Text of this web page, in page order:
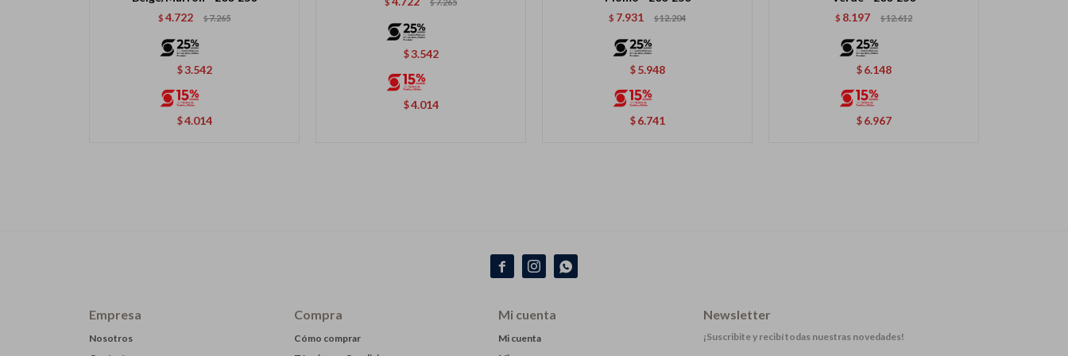
$ 4.722 $7.265
$3.542
$4.014
$ $7.265
$3.542
$4.014
$ 7.931 $12.204
$ 5.948
$ 6.741
$ 8.197 $12.612
$ 6.148
$ 6.967
  
Empresa
Nosotros
Compra
Cómo comprar
Mi cuenta
Mi cuenta
Newsletter
¡Suscribite y recibí todas nuestras novedades!